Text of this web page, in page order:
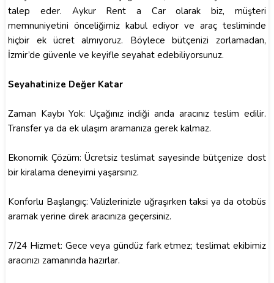
talep eder. Aykur Rent a Car olarak biz, müşteri
memnuniyetini önceliğimiz kabul ediyor ve araç tesliminde
hiçbir ek ücret almıyoruz. Böylece bütçenizi zorlamadan,
İzmir’de güvenle ve keyifle seyahat edebiliyorsunuz.
Seyahatinize Değer Katar
Zaman Kaybı Yok: Uçağınız indiği anda aracınız teslim edilir.
Transfer ya da ek ulaşım aramanıza gerek kalmaz.
Ekonomik Çözüm: Ücretsiz teslimat sayesinde bütçenize dost
bir kiralama deneyimi yaşarsınız.
Konforlu Başlangıç: Valizlerinizle uğraşırken taksi ya da otobüs
aramak yerine direk aracınıza geçersiniz.
7/24 Hizmet: Gece veya gündüz fark etmez; teslimat ekibimiz
aracınızı zamanında hazırlar.